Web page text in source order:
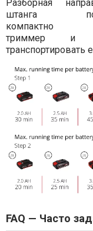
Разборная
штанга
компактно
триммер и
транспортировать
FAQ — Часто